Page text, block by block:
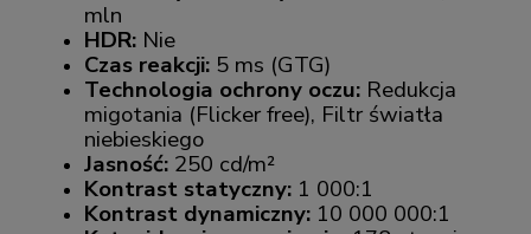
mln
HDR: Nie
Czas reakcji: 5 ms (GTG)
Technologia ochrony oczu: Redukcja
migotania (Flicker free), Filtr światła
niebieskiego
Jasność: 250 cd/m²
Kontrast statyczny: 1 000:1
Kontrast dynamiczny: 10 000 000:1